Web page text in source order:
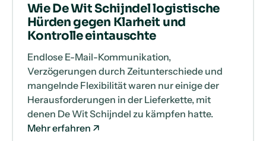
Wie De Wit Schijndel logistische
Hürden gegen Klarheit und
Kontrolle eintauschte
Endlose E-Mail-Kommunikation,
Verzögerungen durch Zeitunterschiede und
mangelnde Flexibilität waren nur einige der
Herausforderungen in der Lieferkette, mit
denen De Wit Schijndel zu kämpfen hatte.
Mehr erfahren